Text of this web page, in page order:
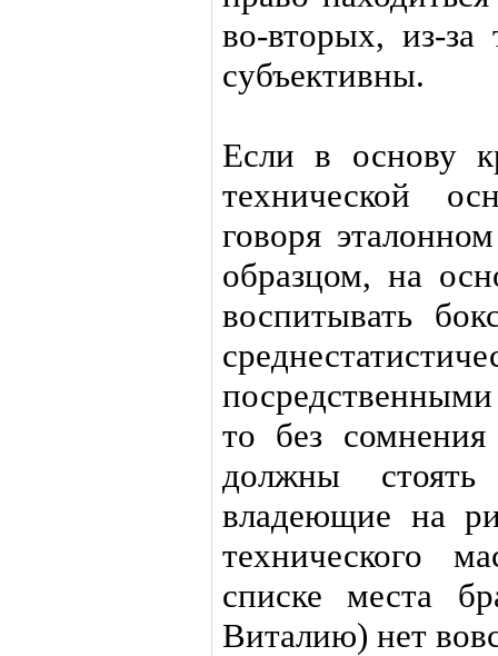
во-вторых, из-
субъективны.
Если в основу
технической
говоря
образцом, на
воспитывать
то без
должны
владеющие на
технического
списке места
Виталию) нет